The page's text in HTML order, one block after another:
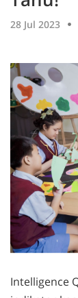
28 Jul 2023
Intelligence